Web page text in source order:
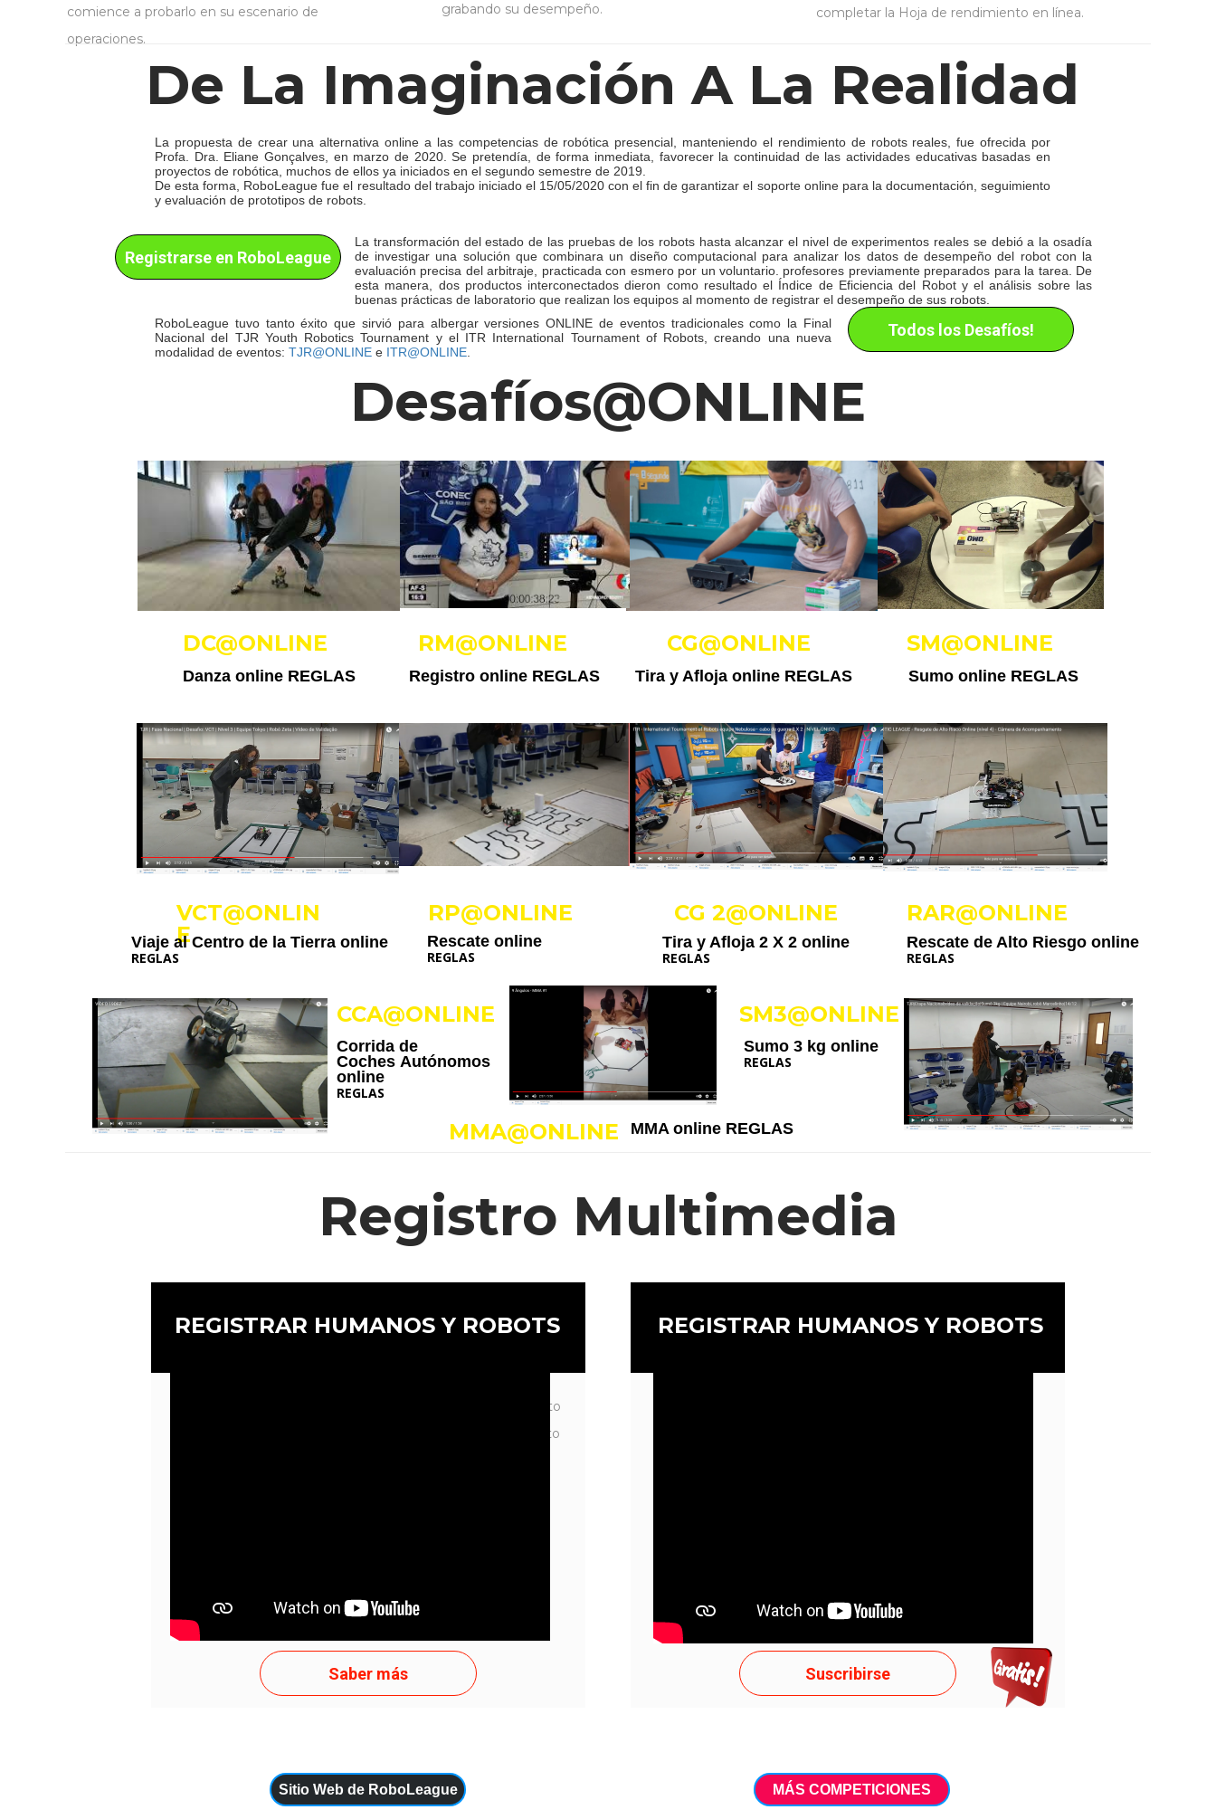
comience a probarlo en su escenario de
operaciones.
grabando su desempeño.
completar la Hoja de rendimiento en línea.
De La Imaginación A La Realidad
La propuesta de crear una alternativa online a las competencias de robótica presencial, manteniendo el rendimiento de robots reales, fue ofrecida por
Profa. Dra. Eliane Gonçalves, en marzo de 2020. Se pretendía, de forma inmediata, favorecer la continuidad de las actividades educativas basadas en
proyectos de robótica, muchos de ellos ya iniciados en el segundo semestre de 2019.
De esta forma, RoboLeague fue el resultado del trabajo iniciado el 15/05/2020 con el fin de garantizar el soporte online para la documentación, seguimiento
y evaluación de prototipos de robots.
VCT@ONLIN
E
RP@ONLINE CG 2@ONLINE RAR@ONLINE
Desafíos@ONLINE
Registro Multimedia
REGISTRAR HUMANOS Y ROBOTS REGISTRAR HUMANOS Y ROBOTS
Texto curto 1 para template Texto curto 1 para template Texto
curto 1 para template Texto curto 1 para template Texto curto
Saber más Suscribirse
Registrarse en RoboLeague
La transformación del estado de las pruebas de los robots hasta alcanzar el nivel de experimentos reales se debió a la osadía
de investigar una solución que combinara un diseño computacional para analizar los datos de desempeño del robot con la
evaluación precisa del arbitraje, practicada con esmero por un voluntario. profesores previamente preparados para la tarea. De
esta manera, dos productos interconectados dieron como resultado el Índice de Eficiencia del Robot y el análisis sobre las
buenas prácticas de laboratorio que realizan los equipos al momento de registrar el desempeño de sus robots.
RoboLeague tuvo tanto éxito que sirvió para albergar versiones ONLINE de eventos tradicionales como la Final
Nacional del TJR Youth Robotics Tournament y el ITR International Tournament of Robots, creando una nueva
modalidad de eventos: TJR@ONLINE e ITR@ONLINE
DC@ONLINE RM@ONLINE CG@ONLINE SM@ONLINE
Danza online REGLAS
CCA@ONLINE SM3@ONLINE
Sitio Web de RoboLeague MÁS COMPETICIONES
Registro online REGLAS Tira y Afloja online REGLAS Sumo online REGLAS
Viaje al Centro de la Tierra online
REGLAS
Rescate online
REGLAS
Tira y Afloja 2 X 2 online
REGLAS
Rescate de Alto Riesgo online
REGLAS
Corrida de
Coches Autónomos
online
REGLAS
Sumo 3 kg online
REGLAS
MMA@ONLINE MMA online REGLAS
Todos los Desafíos!